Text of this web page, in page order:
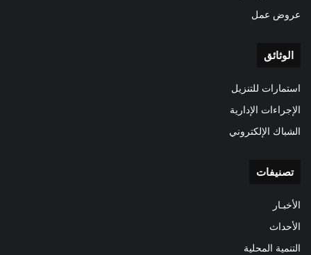
عروض عمل
الوثائق
استمارات للتنزيل
الإجراءات الإدارية
الشباك الإلكتروني
تصنيفات
الأخبـار
الأحداث
التنمية المحلية